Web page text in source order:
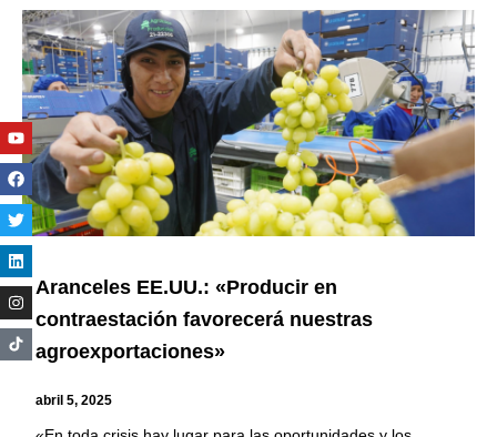
Aranceles EE.UU.: «Producir en
contraestación favorecerá nuestras
agroexportaciones»
abril 5, 2025
Youtube
Facebook
Twitter
Linkedin
Instagram